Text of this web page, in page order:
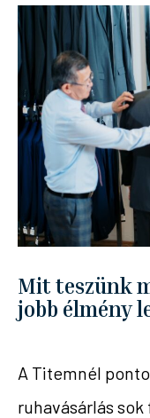
Mit teszünk
jobb élmény
A Titemnél
ruhavásárlás